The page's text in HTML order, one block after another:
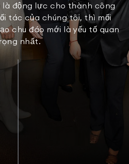
là động lực cho thành công
tác của chúng tôi, thì mối
chu đáo mới là yếu tố quan
nhất.